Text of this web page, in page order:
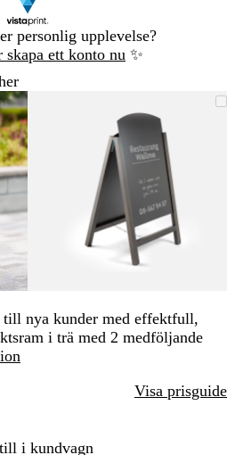
personlig upplevelse?
ett konto nu ✨
Zoomningsbar
bild
till
minimum
för
utöka
plus-
zooma
in
och
ut
för
att
till nya kunder med effektfull,
i trä med 2 medföljande
Visa prisguide
i kundvagn